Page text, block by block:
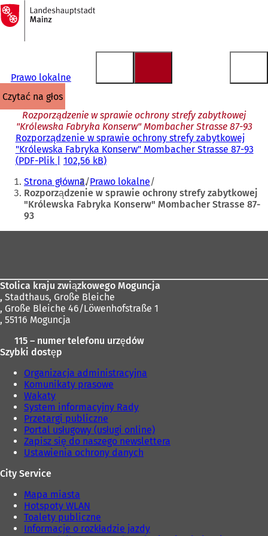
Przejdź do treści
Do
strony
głównej
Prawo lokalne
czytać na głos
Rozporządzenie w sprawie ochrony strefy zabytkowej
"Królewska Fabryka Konserw" Mombacher Strasse 87-93
Rozporządzenie w sprawie ochrony strefy zabytkowej
"Królewska Fabryka Konserw" Mombacher Strasse 87-93
PDF-Plik 102,56 kB
Jesteś
tutaj:
Strona główna Prawo lokalne
Rozporządzenie w sprawie ochrony strefy zabytkowej
"Królewska Fabryka Konserw" Mombacher Strasse 87-
93
Stolica kraju związkowego Moguncja
, Stadthaus, Große Bleiche
, Große Bleiche 46/Löwenhofstraße 1
, 55116 Moguncja
115 – numer telefonu urzędów
Szybki dostęp
Organizacja administracyjna
Komunikaty prasowe
Wakaty
System informacyjny Rady
Przetargi publiczne
Portal usługowy (usługi online)
Zapisz się do naszego newslettera
Ustawienia ochrony danych
City Service
Mapa miasta
Hotspoty WLAN
Toalety publiczne
Informacje o rozkładzie jazdy